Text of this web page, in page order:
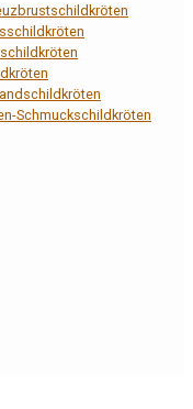
Schmuckschildkröten